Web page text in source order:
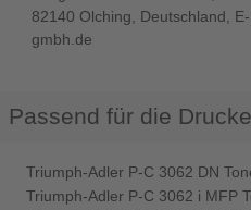
82140 Olching, Deutschland,
gmbh.de
Passend für die
Triumph-Adler P-C 3062 DN
Triumph-Adler P-C 3062 i MFP